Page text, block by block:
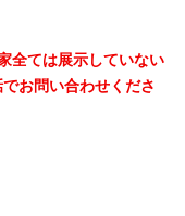
全ては展示していない
お問い合わせくださ